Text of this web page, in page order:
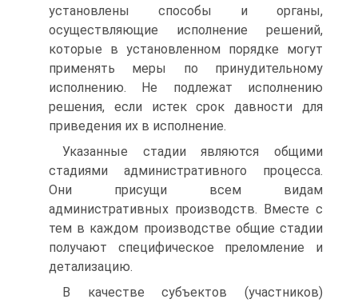
установлены способы и органы,
осуществляющие исполнение решений,
которые в установленном порядке могут
применять меры по принудительному
исполнению. Не подлежат исполнению
решения, если истек срок давности для
приведения их в исполнение.
Указанные стадии являются общими
стадиями административного процесса.
Они присущи всем видам
административных производств. Вместе с
тем в каждом производстве общие стадии
получают специфическое преломление и
детализацию.
В качестве субъектов (участников)